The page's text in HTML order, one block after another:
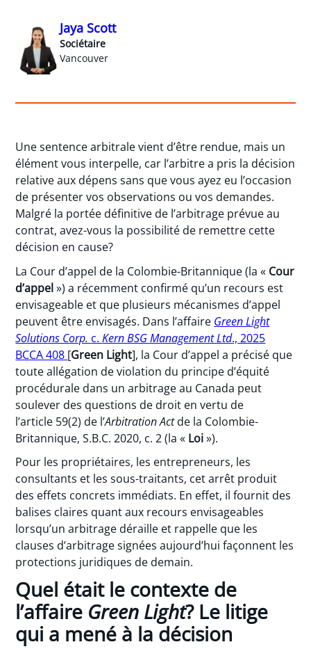
Jaya Scott
Sociétaire
Vancouver
Une sentence arbitrale vient d’être rendue, mais un
élément vous interpelle, car l’arbitre a pris la décision
relative aux dépens sans que vous ayez eu l’occasion
de présenter vos observations ou vos demandes.
Malgré la portée définitive de l’arbitrage prévue au
contrat, avez-vous la possibilité de remettre cette
décision en cause?
La Cour d’appel de la Colombie-Britannique (la « Cour
d’appel») a récemment confirmé qu’un recours est
envisageable et que plusieurs mécanismes d’appel
peuvent être envisagés. Dans l’affaire Green Light
Solutions Corp. c.Kern BSG Management Ltd., 2025
BCCA 408 [Green Light], la Cour d’appel a précisé que
toute allégation de violation du principe d’équité
procédurale dans un arbitrage au Canada peut
soulever des questions de droit en vertu de
l’article 59(2) de l’Arbitration Actde la Colombie-
Britannique, S.B.C. 2020, c. 2 (la « Loi»).
Pour les propriétaires, les entrepreneurs, les
consultants et les sous-traitants, cet arrêt produit
des effets concrets immédiats. En effet, il fournit des
balises claires quant aux recours envisageables
lorsqu’un arbitrage déraille et rappelle que les
clauses d’arbitrage signées aujourd’hui façonnent les
protections juridiques de demain.
Quel était le contexte de
l’affaire Green Light? Le litige
qui a mené à la décision